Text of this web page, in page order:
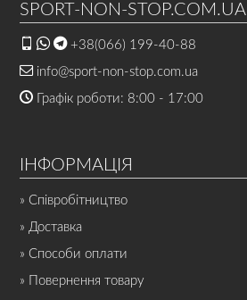
SPORT-NON-STOP.COM.UA
+38(066) 199-40-88
info@sport-non-stop.com.ua
Графік роботи: 8:00 - 17:00
ІНФОРМАЦІЯ
» Співробітництво
» Доставка
» Способи оплати
» Повернення товару